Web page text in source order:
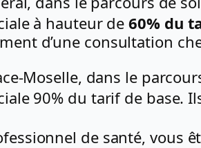
à hauteur de60% du
d’une consultation
Moselle, dans le
90% du tarif de base.
de santé, vous